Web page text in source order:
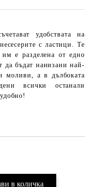
удобствата на
с ластици. Те
е разделена от едно
да бъдат нанизани най-
моливи, а в дълбоката
всички останали